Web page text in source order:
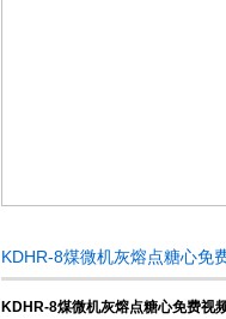
KDHR-8煤微机灰熔点糖心免
KDHR-8煤微机灰熔点糖心免费视